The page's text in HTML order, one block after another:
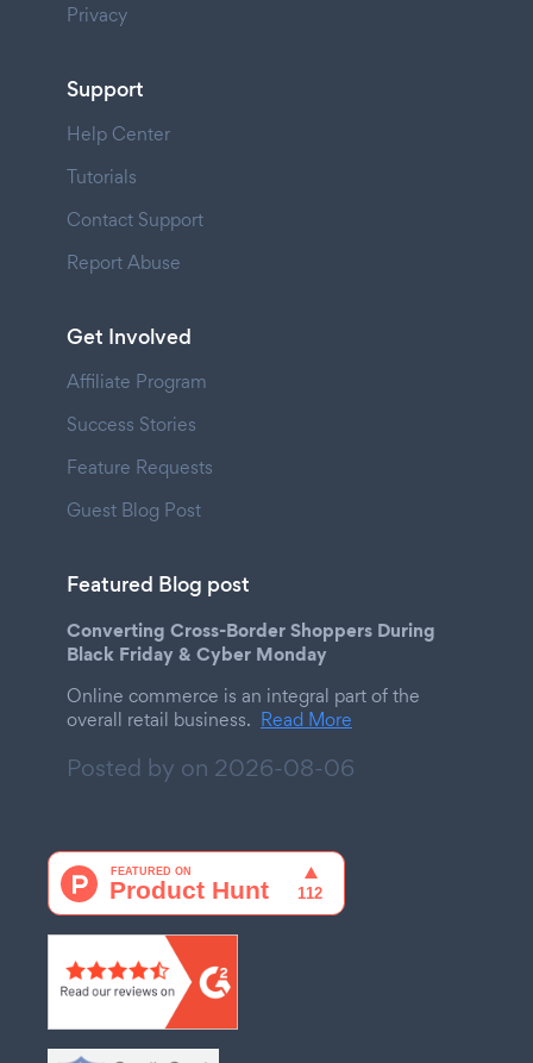
Privacy
Support
Help Center
Tutorials
Contact Support
Report Abuse
Get Involved
Affiliate Program
Success Stories
Feature Requests
Guest Blog Post
Featured Blog post
Converting Cross-Border Shoppers During
Black Friday & Cyber Monday
Online commerce is an integral part of the
overall retail business. Read More
Posted by on 2026-08-06